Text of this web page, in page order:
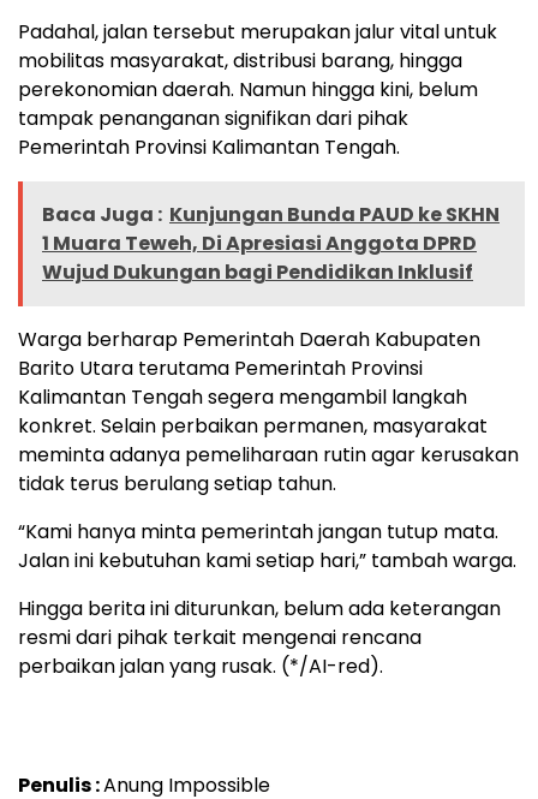
Padahal, jalan tersebut merupakan jalur vital untuk
mobilitas masyarakat, distribusi barang, hingga
perekonomian daerah. Namun hingga kini, belum
tampak penanganan signifikan dari pihak
Pemerintah Provinsi Kalimantan Tengah.
Baca Juga : Kunjungan Bunda PAUD ke SKHN
1 Muara Teweh, Di Apresiasi Anggota DPRD
Wujud Dukungan bagi Pendidikan Inklusif
Warga berharap Pemerintah Daerah Kabupaten
Barito Utara terutama Pemerintah Provinsi
Kalimantan Tengah segera mengambil langkah
konkret. Selain perbaikan permanen, masyarakat
meminta adanya pemeliharaan rutin agar kerusakan
tidak terus berulang setiap tahun.
“Kami hanya minta pemerintah jangan tutup mata.
Jalan ini kebutuhan kami setiap hari,” tambah warga.
Hingga berita ini diturunkan, belum ada keterangan
resmi dari pihak terkait mengenai rencana
perbaikan jalan yang rusak. (*/AI-red).
Penulis :Anung Impossible